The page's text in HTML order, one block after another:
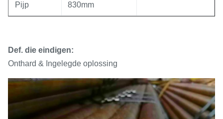
Pijp
830mm
Def. die eindigen:
Onthard & Ingelegde oplossing